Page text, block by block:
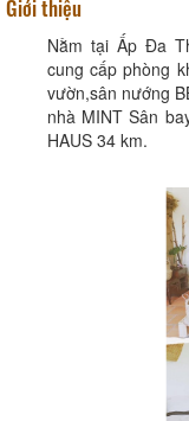
Giới thiệu
Nằm tại Ấp Ða
cung cấp phòng
vườn,sân nướng
nhà MINT Sân
HAUS 34 km.